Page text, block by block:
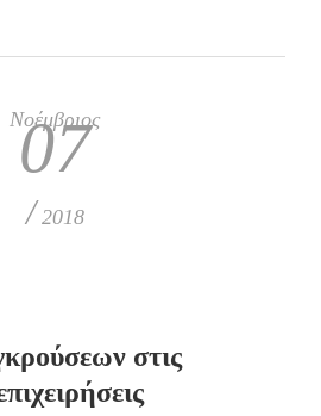
Νοέμβριος
07
/ 2018
στις